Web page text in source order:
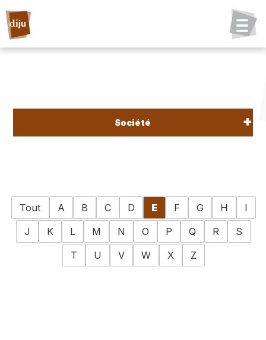
Société
Tout A B C D E F G H
I
J
K L M N O P Q R
S
T
U V W X Z